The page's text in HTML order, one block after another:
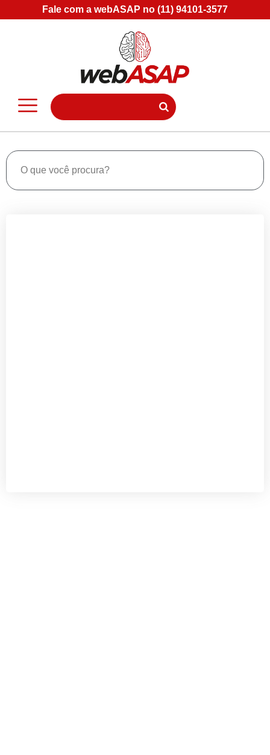
Fale com a webASAP no (11) 94101-3577